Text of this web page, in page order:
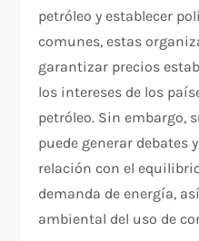
petróleo y establecer
comunes, estas
garantizar precios
los intereses de los
petróleo. Sin embargo,
puede generar debates
relación con el
demanda de energía,
ambiental del uso de